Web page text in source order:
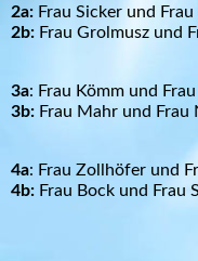
2a: Frau Sicker und
2b: Frau Grolmusz und
3a: Frau Kömm und
3b: Frau Mahr und Frau
4a: Frau Zollhöfer und
4b: Frau Bock und Frau